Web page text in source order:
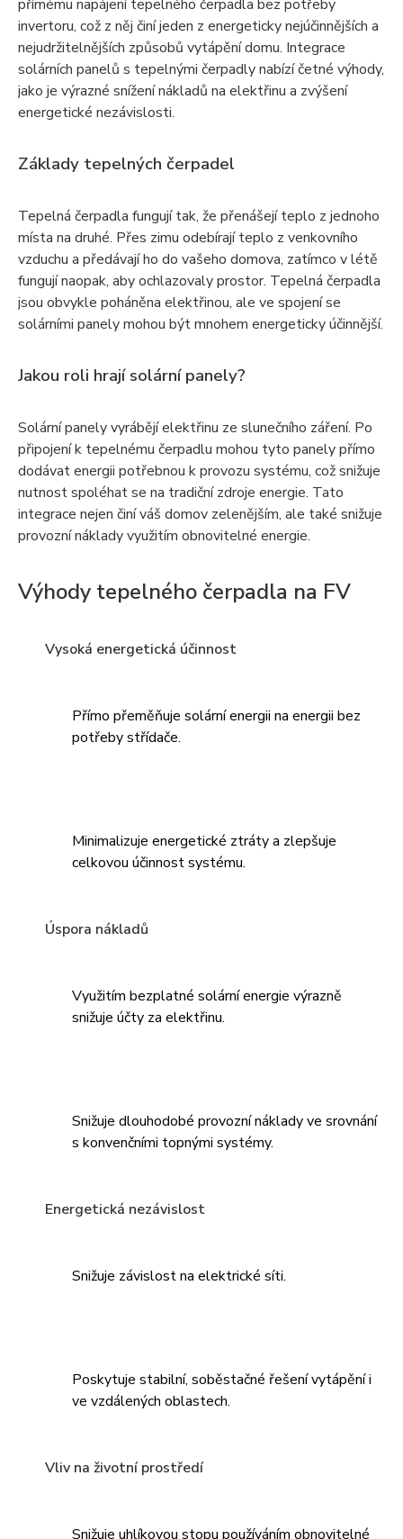
přímému napájení tepelného čerpadla bez potřeby
invertoru, což z něj činí jeden z energeticky nejúčinnějších a
nejudržitelnějších způsobů vytápění domu. Integrace
solárních panelů s tepelnými čerpadly nabízí četné výhody,
jako je výrazné snížení nákladů na elektřinu a zvýšení
energetické nezávislosti.
Základy tepelných čerpadel
Tepelná čerpadla fungují tak, že přenášejí teplo z jednoho
místa na druhé. Přes zimu odebírají teplo z venkovního
vzduchu a předávají ho do vašeho domova, zatímco v létě
fungují naopak, aby ochlazovaly prostor. Tepelná čerpadla
jsou obvykle poháněna elektřinou, ale ve spojení se
solárními panely mohou být mnohem energeticky účinnější.
Jakou roli hrají solární panely?
Solární panely vyrábějí elektřinu ze slunečního záření. Po
připojení k tepelnému čerpadlu mohou tyto panely přímo
dodávat energii potřebnou k provozu systému, což snižuje
nutnost spoléhat se na tradiční zdroje energie. Tato
integrace nejen činí váš domov zelenějším, ale také snižuje
provozní náklady využitím obnovitelné energie.
Výhody tepelného čerpadla na FV
Vysoká energetická účinnost
Přímo přeměňuje solární energii na energii bez
potřeby střídače.
Minimalizuje energetické ztráty a zlepšuje
celkovou účinnost systému.
Úspora nákladů
Využitím bezplatné solární energie výrazně
snižuje účty za elektřinu.
Snižuje dlouhodobé provozní náklady ve srovnání
s konvenčními topnými systémy.
Energetická nezávislost
Snižuje závislost na elektrické síti.
Poskytuje stabilní, soběstačné řešení vytápění i
ve vzdálených oblastech.
Vliv na životní prostředí
Snižuje uhlíkovou stopu používáním obnovitelné